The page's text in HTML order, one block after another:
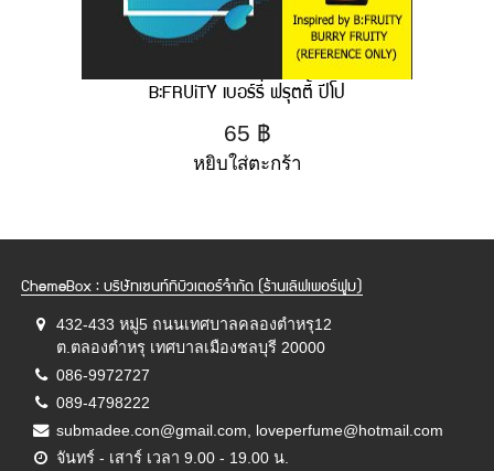
B:FRUiTY เบอร์รี่ ฟรุตตี้ ปีโป
65 ฿
หยิบใส่ตะกร้า
ChemeBox : บริษัทเซนท์ทิบิวเตอร์จำกัด (ร้านเลิฟเพอร์ฟูม)
432-433 หมู่5 ถนนเทศบาลคลองตำหรุ12
ต.ตลองตำหรุ เทศบาลเมืองชลบุรี 20000
086-9972727
089-4798222
submadee.con@gmail.com, loveperfume@hotmail.com
จันทร์ - เสาร์ เวลา 9.00 - 19.00 น.